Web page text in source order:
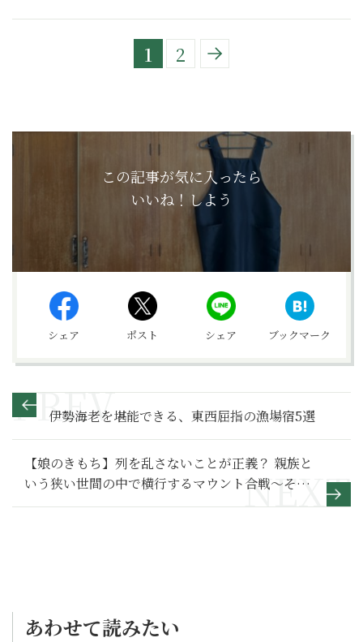
1 2
この記事が気に入ったら
いいね！しよう
シェア ポスト シェア ブックマーク
伊勢海老を堪能できる、東西屈指の漁場宿5選
【娘のきもち】列を乱さないことが正義？ 親族と
いう狭い世間の中で横行するマウント合戦～その
２～
あわせて読みたい